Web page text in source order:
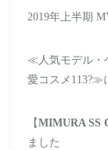
2019年上半期
≪人気モデル・
愛コスメ113?≫
【MIMURA SS
ました